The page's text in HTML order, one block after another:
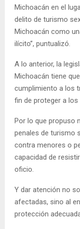
Michoacán en el
delito de turismo
Michoacán como
ilícito”, puntualizó.
A lo anterior, la
Michoacán tiene
cumplimiento a los
fin de proteger a los
Por lo que propuso
penales de turismo
contra menores o
capacidad de
oficio.
Y dar atención no
afectadas, sino al
protección